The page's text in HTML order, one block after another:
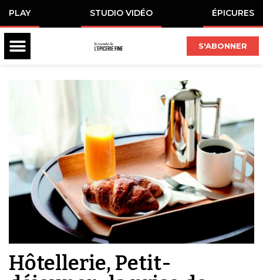
PLAY STUDIO VIDÉO ÉPICURES
S'ABONNER
Hôtellerie, Petit-